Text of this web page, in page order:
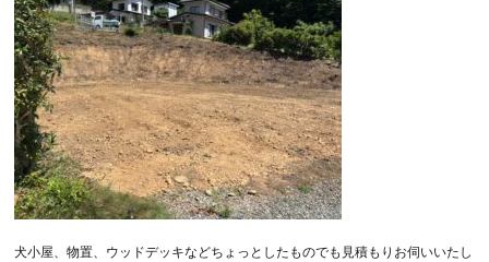
犬小屋、物置、ウッドデッキなどちょっとしたものでも見積もりお伺いいたし